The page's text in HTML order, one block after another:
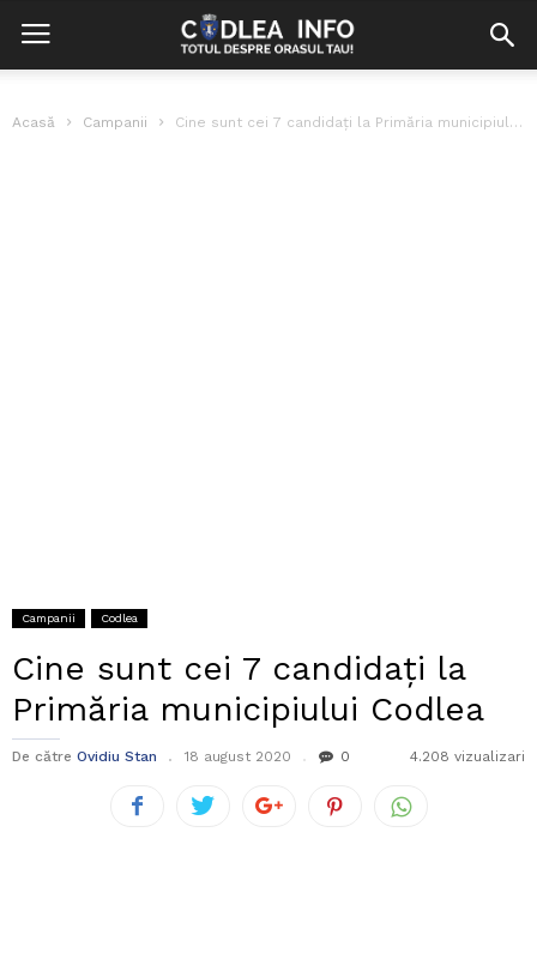
Acasă Campanii Cine sunt cei 7 candidați la Primăria municipiului Codlea
Campanii Codlea
Cine sunt cei 7 candidați la
Primăria municipiului Codlea
De către Ovidiu Stan 18 august 2020 0 4.208 vizualizari